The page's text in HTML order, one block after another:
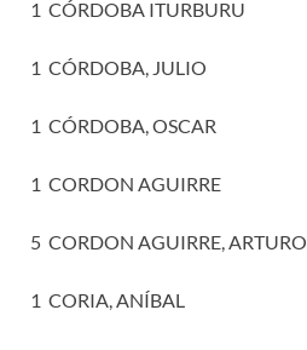
1 CÓRDOBA ITURBURU
1 CÓRDOBA, JULIO
1 CÓRDOBA, OSCAR
1 CORDON AGUIRRE
5 CORDON AGUIRRE, ARTURO
1 CORIA, ANÍBAL